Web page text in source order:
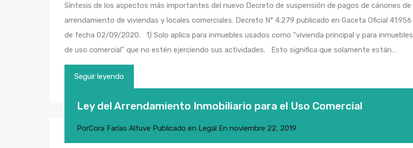
Síntesis de los aspectos más importantes del nuevo Decreto de suspensión de pagos de cánones de
arrendamiento de viviendas y locales comerciales. Decreto N° 4.279 publicado en Gaceta Oficial 41.956
de fecha 02/09/2020. 1) Solo aplica para inmuebles usados como “vivienda principal y para inmuebles
de uso comercial” que no estén ejerciendo sus actividades. Esto significa que solamente están…
Seguir leyendo
Ley del Arrendamiento Inmobiliario para el Uso Comercial
PorCora Farías Altuve Publicado en Legal En noviembre 22, 2019